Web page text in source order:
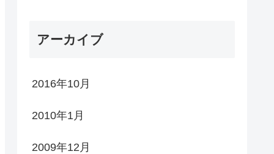
アーカイブ
2016年10月
2010年1月
2009年12月